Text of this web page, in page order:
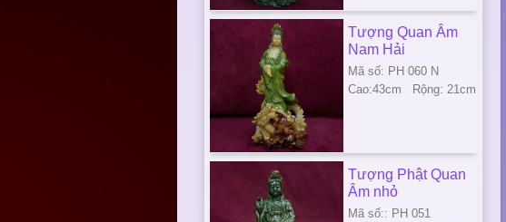
Tượng Quan Âm
Nam Hải
Mã số: PH 060 N
Cao:43cm Rộng: 21cm
Tượng Phật Quan
Âm nhỏ
Mã số:: PH 051